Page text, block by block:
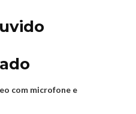
com microfone e